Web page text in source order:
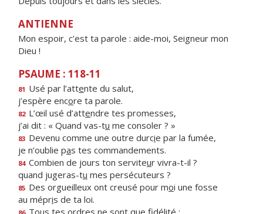
ANTIENNE
Mon espoir, c’est ta parole : aide-moi, Seigneur mon
Dieu !
PSAUME : 118-11
81 Usé par l’attente du salut,
j’espère encore ta parole.
82 L’œil usé d’attendre tes promesses,
j’ai dit : « Quand vas-tu me consoler ? »
83 Devenu comme une outre durcie par la fumée,
je n’oublie pas tes commandements.
84 Combien de jours ton serviteur vivra-t-il ?
quand jugeras-tu mes persécuteurs ?
85 Des orgueilleux ont creusé pour moi une fosse
au mépris de ta loi.
Tous tes ordres ne sont que fidélité ;